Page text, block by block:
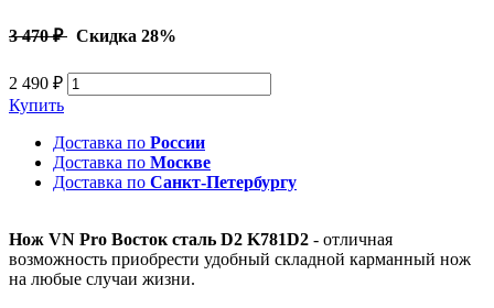
3 470 ₽ Скидка 28%
2 490 ₽
Купить
Доставка по России
Доставка по Москве
Доставка по Санкт-Петербургу
Нож VN Pro Восток сталь D2 K781D2 - отличная
возможность приобрести удобный складной карманный нож
на любые случаи жизни.